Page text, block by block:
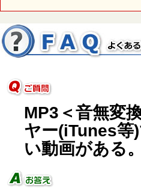
MP3＜音無変
ヤー(iTunes等
い動画がある。